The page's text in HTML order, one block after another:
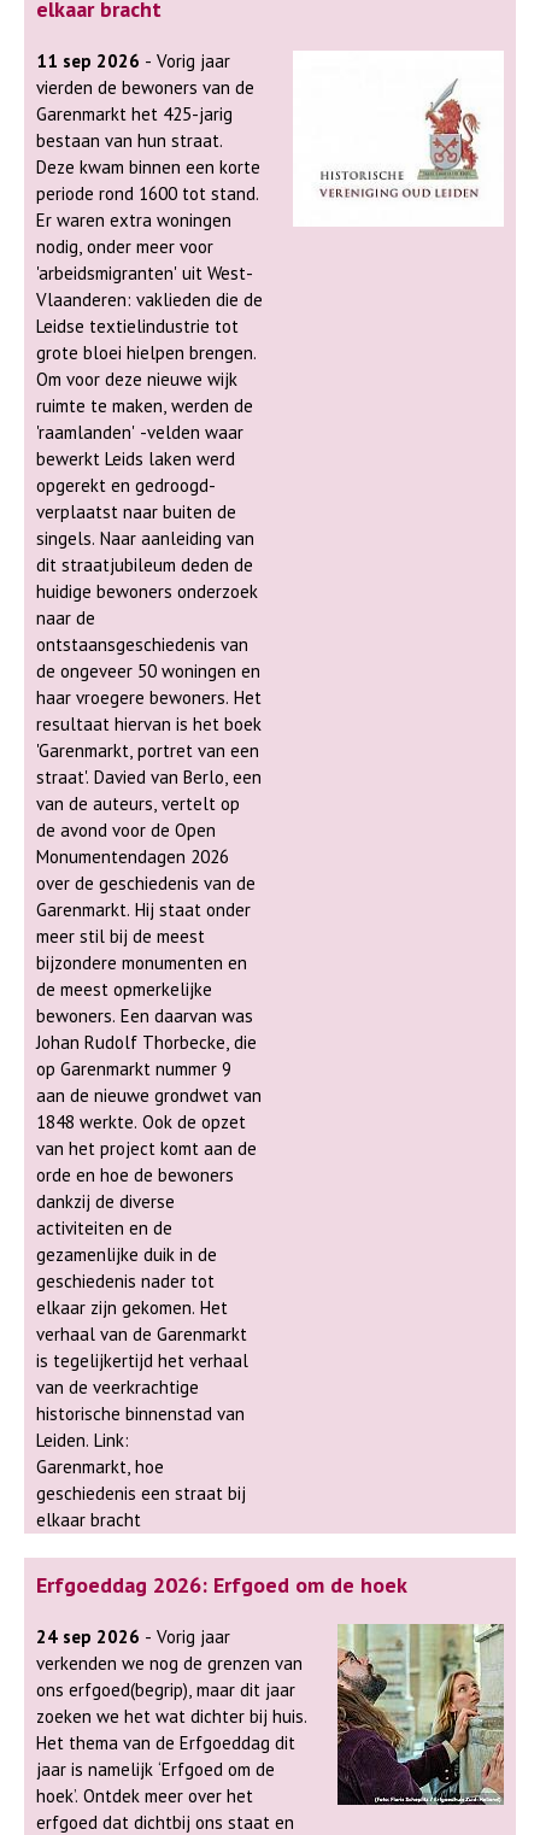
elkaar bracht
11 sep 2026 - Vorig jaar
vierden de bewoners van de
Garenmarkt het 425-jarig
bestaan van hun straat.
Deze kwam binnen een korte
periode rond 1600 tot stand.
Er waren extra woningen
nodig, onder meer voor
'arbeidsmigranten' uit West-
Vlaanderen: vaklieden die de
Leidse textielindustrie tot
grote bloei hielpen brengen.
Om voor deze nieuwe wijk
ruimte te maken, werden de
'raamlanden' -velden waar
bewerkt Leids laken werd
opgerekt en gedroogd-
verplaatst naar buiten de
singels. Naar aanleiding van
dit straatjubileum deden de
huidige bewoners onderzoek
naar de
ontstaansgeschiedenis van
de ongeveer 50 woningen en
haar vroegere bewoners. Het
resultaat hiervan is het boek
'Garenmarkt, portret van een
straat'. Davied van Berlo, een
van de auteurs, vertelt op
de avond voor de Open
Monumentendagen 2026
over de geschiedenis van de
Garenmarkt. Hij staat onder
meer stil bij de meest
bijzondere monumenten en
de meest opmerkelijke
bewoners. Een daarvan was
Johan Rudolf Thorbecke, die
op Garenmarkt nummer 9
aan de nieuwe grondwet van
1848 werkte. Ook de opzet
van het project komt aan de
orde en hoe de bewoners
dankzij de diverse
activiteiten en de
gezamenlijke duik in de
geschiedenis nader tot
elkaar zijn gekomen. Het
verhaal van de Garenmarkt
is tegelijkertijd het verhaal
van de veerkrachtige
historische binnenstad van
Leiden. Link:
Garenmarkt, hoe
geschiedenis een straat bij
elkaar bracht
Erfgoeddag 2026: Erfgoed om de hoek
24 sep 2026 - Vorig jaar
verkenden we nog de grenzen van
ons erfgoed(begrip), maar dit jaar
zoeken we het wat dichter bij huis.
Het thema van de Erfgoeddag dit
jaar is namelijk ‘Erfgoed om de
hoek’. Ontdek meer over het
erfgoed dat dichtbij ons staat en